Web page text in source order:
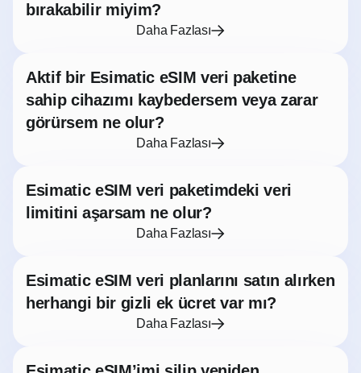
bırakabilir miyim?
Daha Fazlası
Aktif bir Esimatic eSIM veri paketine
sahip cihazımı kaybedersem veya zarar
görürsem ne olur?
Daha Fazlası
Esimatic eSIM veri paketimdeki veri
limitini aşarsam ne olur?
Daha Fazlası
Esimatic eSIM veri planlarını satın alırken
herhangi bir gizli ek ücret var mı?
Daha Fazlası